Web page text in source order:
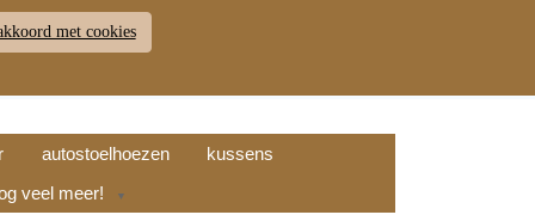
RETOUR WINKELWAGEN (
autostoelhoezen
kussens
veel meer! ▼
met cookies